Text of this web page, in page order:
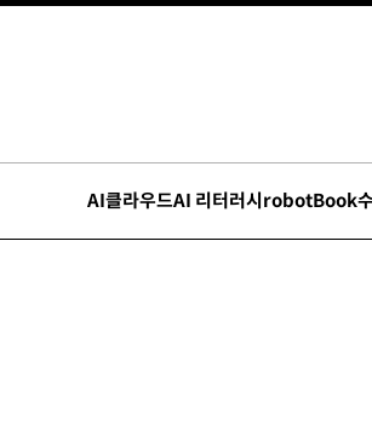
AI클라우드AI 리터러시robotBook